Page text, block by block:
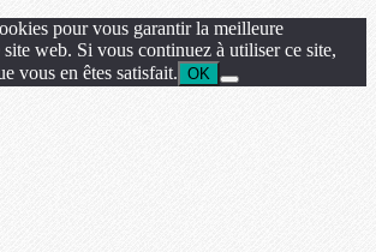
pour vous garantir la meilleure
web. Si vous continuez à utiliser ce site,
vous en êtes satisfait. OK